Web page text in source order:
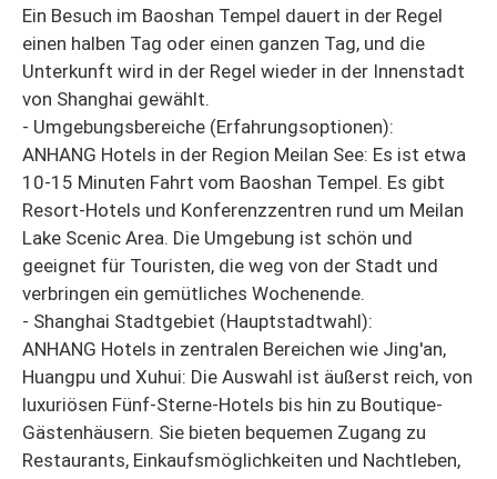
Ein Besuch im Baoshan Tempel dauert in der Regel
einen halben Tag oder einen ganzen Tag, und die
Unterkunft wird in der Regel wieder in der Innenstadt
von Shanghai gewählt.
- Umgebungsbereiche (Erfahrungsoptionen):
ANHANG Hotels in der Region Meilan See: Es ist etwa
10-15 Minuten Fahrt vom Baoshan Tempel. Es gibt
Resort-Hotels und Konferenzzentren rund um Meilan
Lake Scenic Area. Die Umgebung ist schön und
geeignet für Touristen, die weg von der Stadt und
verbringen ein gemütliches Wochenende.
- Shanghai Stadtgebiet (Hauptstadtwahl):
ANHANG Hotels in zentralen Bereichen wie Jing'an,
Huangpu und Xuhui: Die Auswahl ist äußerst reich, von
luxuriösen Fünf-Sterne-Hotels bis hin zu Boutique-
Gästenhäusern. Sie bieten bequemen Zugang zu
Restaurants, Einkaufsmöglichkeiten und Nachtleben,